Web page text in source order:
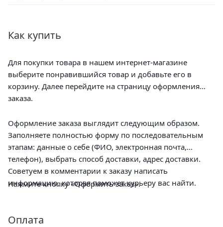
Как купить
Для покупки товара в нашем интернет-магазине
выберите понравившийся товар и добавьте его в
корзину. Далее перейдите на страницу оформления
заказа.
Оформление заказа выглядит следующим образом.
Заполняете полностью форму по последовательным
этапам: данные о себе (ФИО, электронная почта,
телефон), выбрать способ доставки, адрес доставки.
Советуем в комментарии к заказу написать
информацию, которая поможет курьеру вас найти.
Нажмите кнопку «Оформить заказ».
Оплата